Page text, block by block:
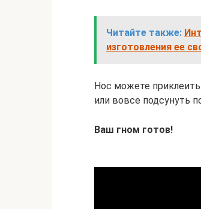
Читайте также:
изготовления ее
Нос можете
или вовсе подсунуть
Ваш гном готов!